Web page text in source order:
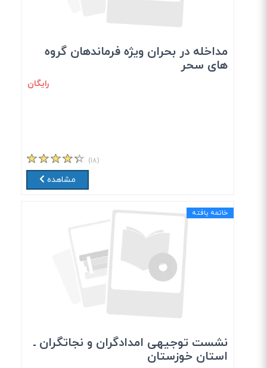
مداخله در بحران ویژه فرماندهان گروه
های سحر
رایگان
(۱۸)
مشاهده
خاتمه یافته
نشست توجیهی امدادگران و نجاتگران ـ
استان خوزستان